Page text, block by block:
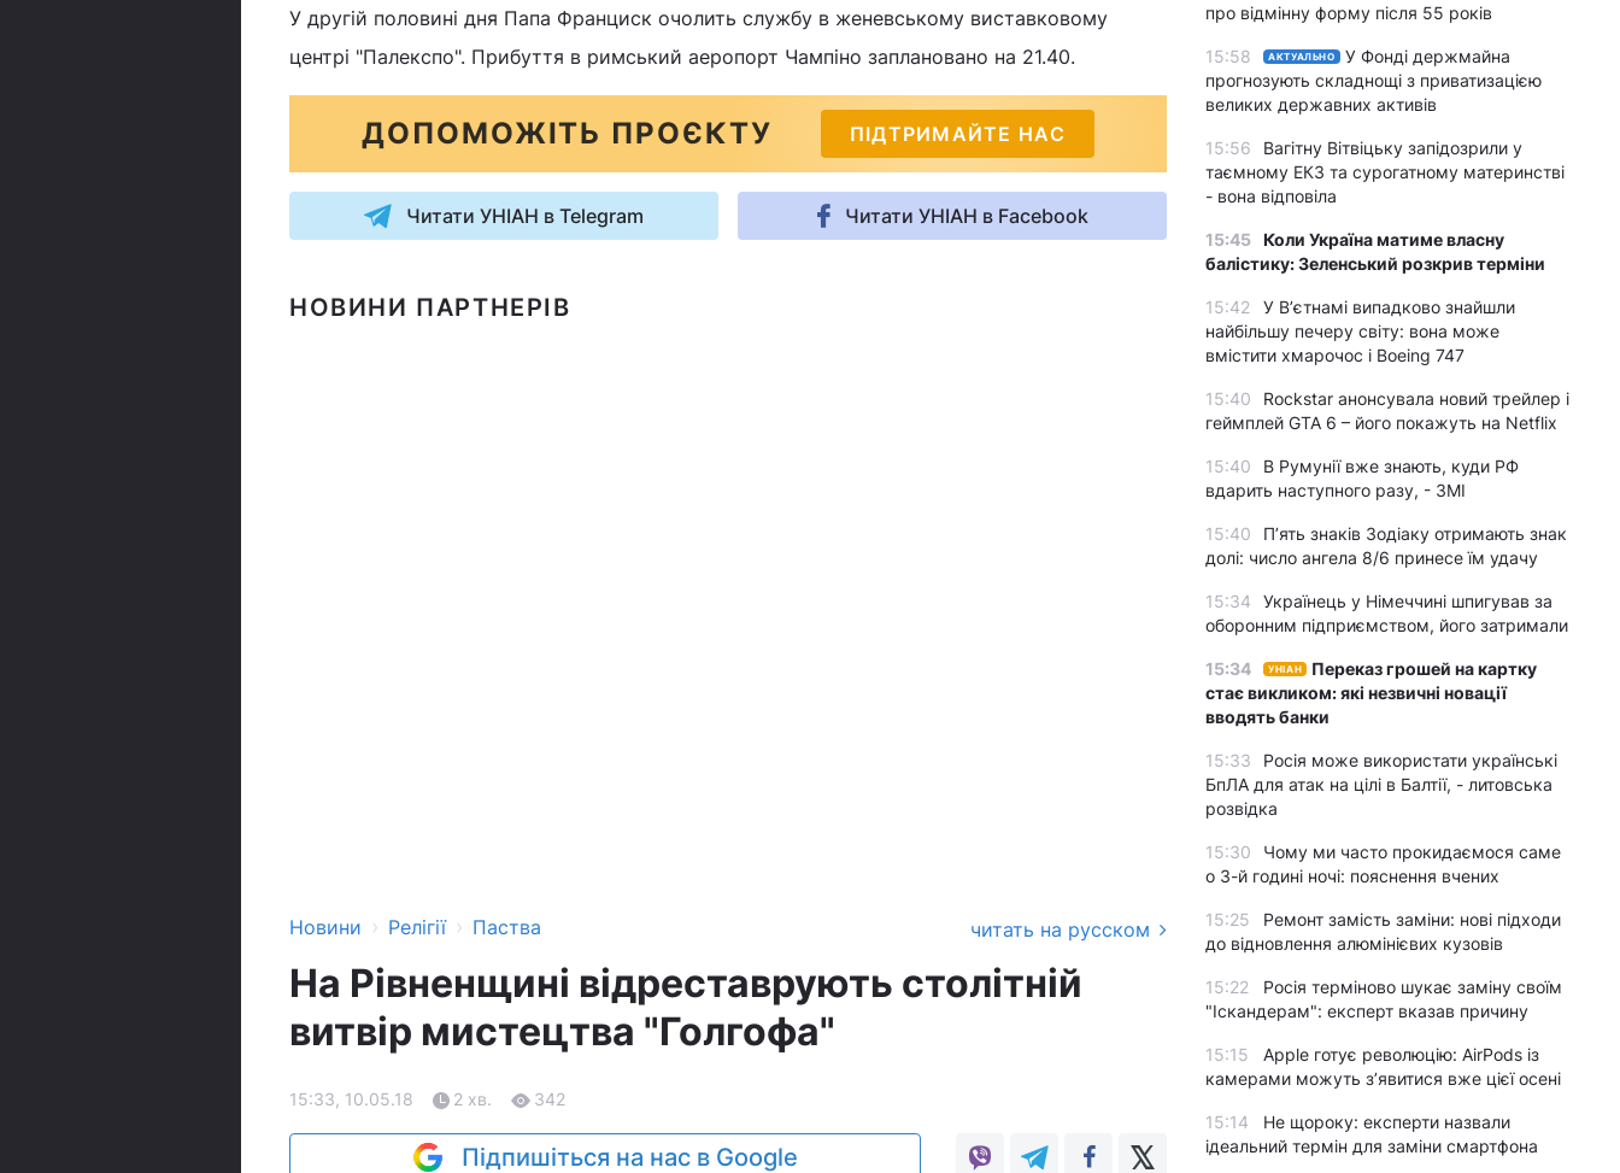
У другій половині дня Папа Франциск очолить службу в женевському виставковому
центрі "Палекспо". Прибуття в римський аеропорт Чампіно заплановано на 21.40.
ДОПОМОЖІТЬ ПРОЄКТУ ПІДТРИМАЙТЕ НАС
Читати УНІАН в Telegram Читати УНІАН в Facebook
НОВИНИ ПАРТНЕРІВ
Новини › Релігії › Паства читать на русском
На Рівненщині відреставрують столітній
витвір мистецтва "Голгофа"
15:33, 10.05.18 2 хв. 342
Підпишіться на нас в Google
про відмінну форму після 55 років
15:58 АКТУАЛЬНО
У Фонді держмайна
прогнозують складнощі з приватизацією
великих державних активів
15:56
Вагітну Вітвіцьку запідозрили у
таємному ЕКЗ та сурогатному материнстві
- вона відповіла
15:45 Коли Україна матиме власну
балістику: Зеленський розкрив терміни
15:42
У Вʼєтнамі випадково знайшли
найбільшу печеру світу: вона може
вмістити хмарочос і Boeing 747
15:40
Rockstar анонсувала новий трейлер і
геймплей GTA 6 – його покажуть на Netflix
15:40
В Румунії вже знають, куди РФ
вдарить наступного разу, - ЗМІ
15:40
П’ять знаків Зодіаку отримають знак
долі: число ангела 8/6 принесе їм удачу
15:34
Українець у Німеччині шпигував за
оборонним підприємством, його затримали
15:34 УНІАН
Переказ грошей на картку
стає викликом: які незвичні новації
вводять банки
15:33
Росія може використати українські
БпЛА для атак на цілі в Балтії, - литовська
розвідка
15:30
Чому ми часто прокидаємося саме
о 3-й годині ночі: пояснення вчених
15:25
Ремонт замість заміни: нові підходи
до відновлення алюмінієвих кузовів
15:22
Росія терміново шукає заміну своїм
"Іскандерам": експерт вказав причину
15:15
Apple готує революцію: AirPods із
камерами можуть з’явитися вже цієї осені
15:14
Не щороку: експерти назвали
ідеальний термін для заміни смартфона